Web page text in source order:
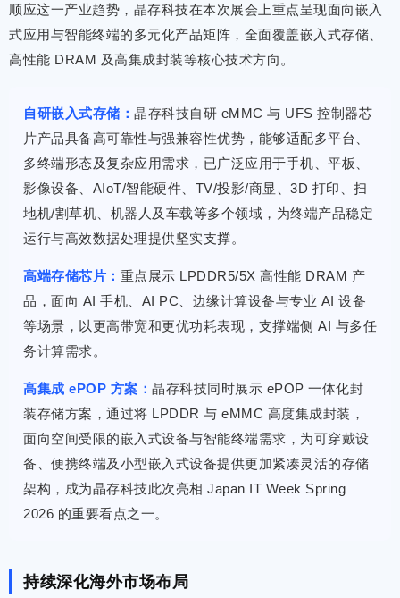
顺应这一产业趋势，晶存科技在本次展会上重点呈现面向嵌入
式应用与智能终端的多元化产品矩阵，全面覆盖嵌入式存储、
高性能 DRAM 及高集成封装等核心技术方向。
自研嵌入式存储： 晶存科技自研 eMMC 与 UFS 控制器芯
片产品具备高可靠性与强兼容性优势，能够适配多平台、
多终端形态及复杂应用需求，已广泛应用于手机、平板、
影像设备、AIoT/智能硬件、TV/投影/商显、3D 打印、扫
地机/割草机、机器人及车载等多个领域，为终端产品稳定
运行与高效数据处理提供坚实支撑。
高端存储芯片： 重点展示 LPDDR5/5X 高性能 DRAM 产
品，面向 AI 手机、AI PC、边缘计算设备与专业 AI 设备
等场景，以更高带宽和更优功耗表现，支撑端侧 AI 与多任
务计算需求。
高集成 ePOP 方案： 晶存科技同时展示 ePOP 一体化封
装存储方案，通过将 LPDDR 与 eMMC 高度集成封装，
面向空间受限的嵌入式设备与智能终端需求，为可穿戴设
备、便携终端及小型嵌入式设备提供更加紧凑灵活的存储
架构，成为晶存科技此次亮相 Japan IT Week Spring
2026 的重要看点之一。
持续深化海外市场布局